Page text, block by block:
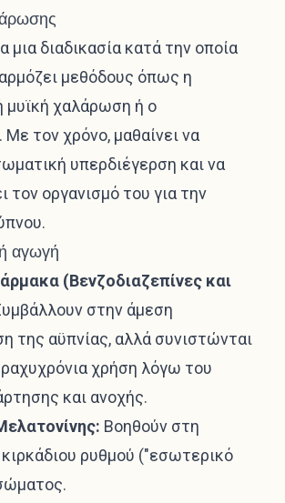
μια διαδικασία κατά την οποία
μεθόδους όπως η
μυϊκή χαλάρωση ή ο
Με τον χρόνο, μαθαίνει να
υπερδιέγερση και να
τον οργανισμό του για την
αγωγή
(Βενζοδιαζεπίνες και
στην άμεση
της αϋπνίας, αλλά συνιστώνται
χρήση λόγω του
και ανοχής.
Βοηθούν στη
ρυθμού ("εσωτερικό